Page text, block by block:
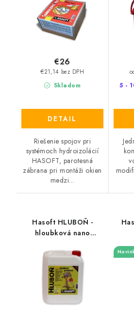
Skladom
€21,14 bez DPH
€26
DETAIL
Riešenie spojov pri
systémoch hydroizolácií
HASOFT, parotesná
zábrana pri montáži okien
medzi...
5 -
Hasoft HLUBOŇ -
hloubková nano